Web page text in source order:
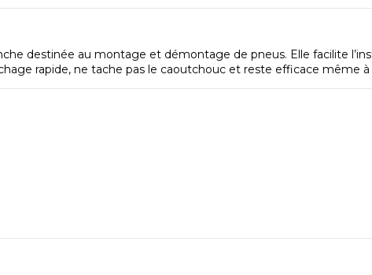
destinée au montage et démontage de pneus. Elle facilite
rapide, ne tache pas le caoutchouc et reste efficace même